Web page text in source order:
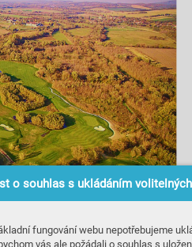
o souhlas s ukládáním
fungování webu nepotřebujeme
vás ale požádali o souhlas s